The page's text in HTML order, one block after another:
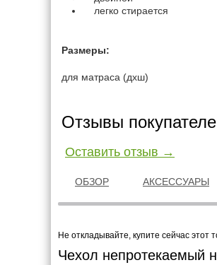
легко стирается
Размеры:
для матраса (дхш)
Отзывы
Оставить отзыв →
ОБЗОР АКСЕССУАРЫ
Не откладывайте, купите сейчас этот
Чехол непротекаемый